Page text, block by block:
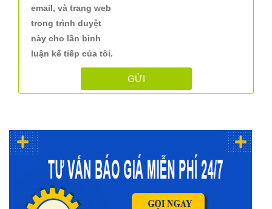
email, và trang web
trong trình duyệt
này cho lần bình
luận kế tiếp của tôi.